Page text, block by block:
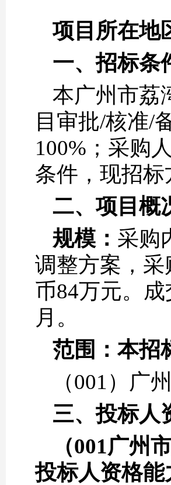
项目所在地
一、招标条
本广州市荔
目审批/核准/
100%；采购
条件，现招
二、 项目概
规模： 采购
调整方案，
币84万元。
月。
范围：本招
（001）广
三、投标人
（001广州
投标人资格能